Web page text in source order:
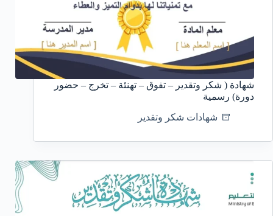
شهادة ( شكر وتقدير – تفوق – تهنئة – تخرج – حضور
دورة) رسمية
شهادات شكر وتقدير